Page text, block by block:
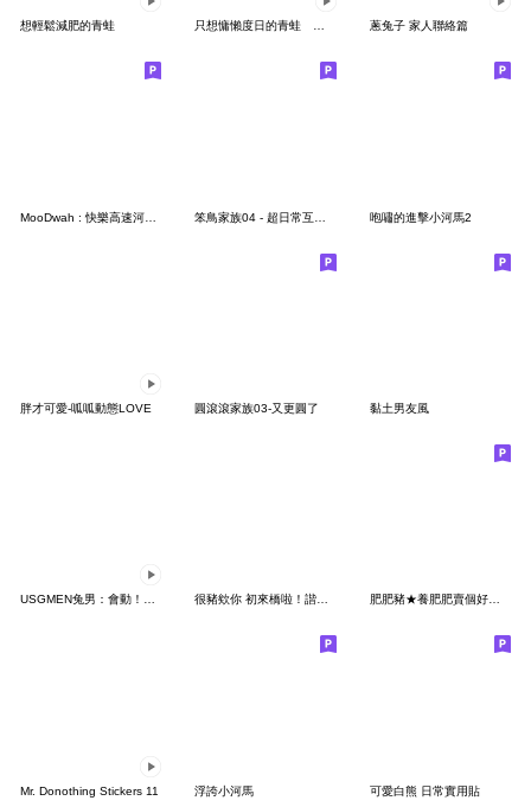
想輕鬆減肥的青蛙 只想慵懶度日的青蛙 戀愛了 蔥兔子 家人聯絡篇
咆嘯的進擊小河馬2
胖才可愛-呱呱動態LOVE 圓滾滾家族03-又更圓了 黏土男友風
USGMEN兔男：會動！圓滾滾青蛙 夏日篇 很豬欸你 初來橋啦！諧音梗貼圖 肥肥豬★養肥肥賣個好價錢
Mr. Donothing Stickers 11 浮誇小河馬 可愛白熊 日常實用貼